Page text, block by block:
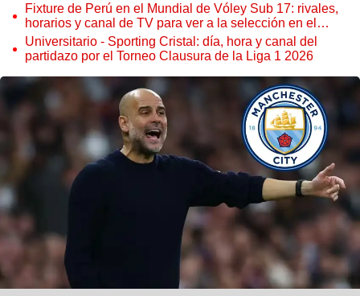
Fixture de Perú en el Mundial de Vóley Sub 17: rivales,
horarios y canal de TV para ver a la selección en el
torneo
Universitario - Sporting Cristal: día, hora y canal del
partidazo por el Torneo Clausura de la Liga 1 2026